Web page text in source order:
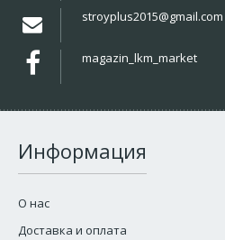
stroyplus2015@gmail.com
magazin_lkm_market
Информация
О нас
Доставка и оплата